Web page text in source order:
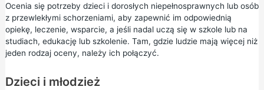
Ocenia się potrzeby dzieci i dorosłych niepełnosprawnych lub osób
z przewlekłymi schorzeniami, aby zapewnić im odpowiednią
opiekę, leczenie, wsparcie, a jeśli nadal uczą się w szkole lub na
studiach, edukację lub szkolenie. Tam, gdzie ludzie mają więcej niż
jeden rodzaj oceny, należy ich połączyć.
Dzieci i młodzież